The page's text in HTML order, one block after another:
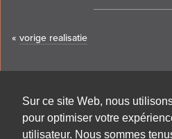
Sur ce site Web, nous
pour optimiser votre
utilisateur. Nous sommes
« vorige realisatie